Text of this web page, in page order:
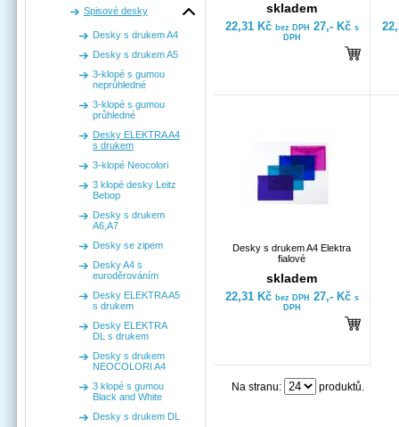
Spisové desky
Desky s drukem A4
Desky s drukem A5
3-klopé s gumou
neprůhledné
3-klopé s gumou
průhledné
Desky ELEKTRA A4
s drukem
3-klopé Neocolori
3 klopé desky Leitz
Bebop
Desky s drukem
A6,A7
Desky se zipem
Desky A4 s
euroděrováním
Desky ELEKTRA A5
s drukem
Desky ELEKTRA
DL s drukem
Desky s drukem
NEOCOLORI A4
3 klopé s gumou
Black and White
Desky s drukem DL
skladem
22,31 Kč bez DPH 27,- Kč s
DPH
Desky s drukem A4 Elektra
fialové
skladem
22,31 Kč bez DPH 27,- Kč s
DPH
Na stranu: produktů.